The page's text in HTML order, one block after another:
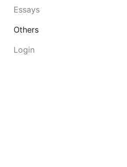
Essays
Others
Login